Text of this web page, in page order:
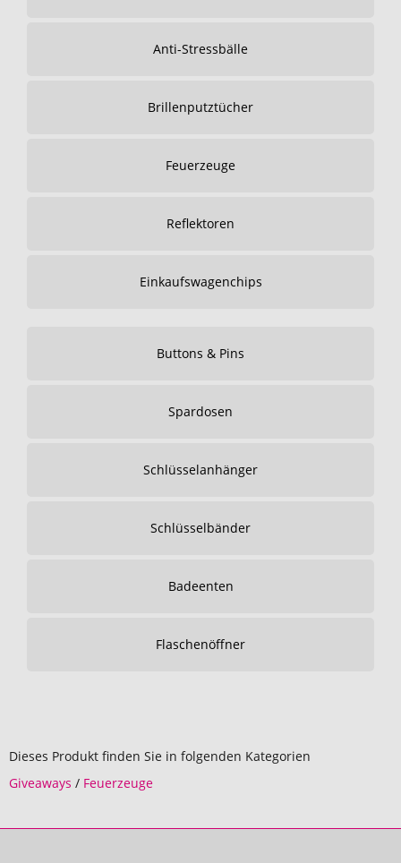
Anti-Stressbälle
Brillenputztücher
Feuerzeuge
Reflektoren
Einkaufswagenchips
Buttons & Pins
Spardosen
Schlüsselanhänger
Schlüsselbänder
Badeenten
Flaschenöffner
Dieses Produkt finden Sie in folgenden Kategorien
Giveaways / Feuerzeuge